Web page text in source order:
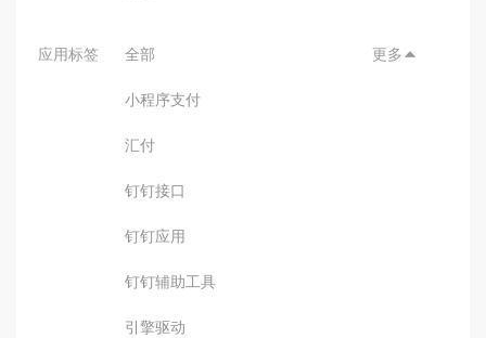
应用标签 全部
小程序支付
汇付
钉钉接口
钉钉应用
钉钉辅助工具
引擎驱动
更多 